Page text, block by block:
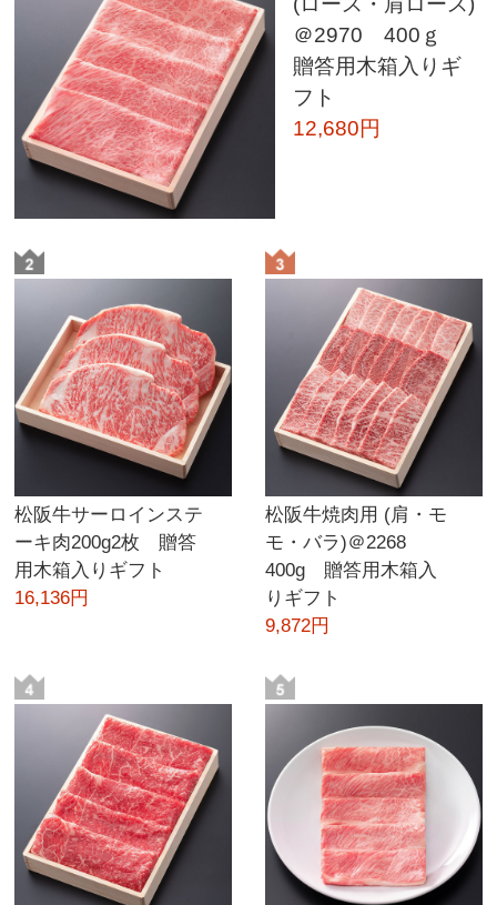
＠2970 400ｇ
贈答用木箱入りギ
フト
12,680円
松阪牛サーロインステ
ーキ肉200g2枚 贈答
用木箱入りギフト
16,136円
松阪牛焼肉用 (肩・モ
モ・バラ)＠2268
400g 贈答用木箱入
りギフト
9,872円